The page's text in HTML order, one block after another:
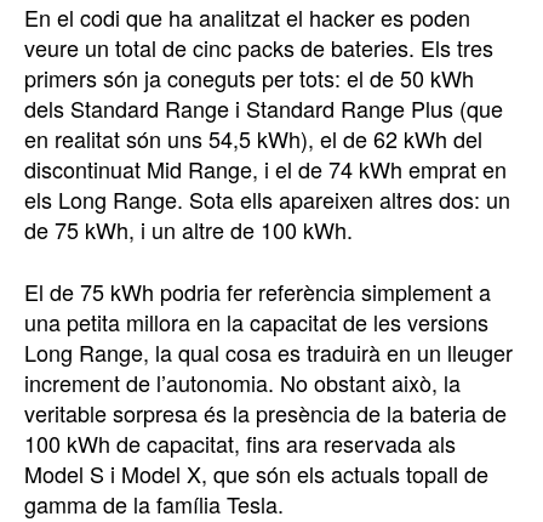
En el codi que ha analitzat el hacker es poden
veure un total de cinc packs de bateries. Els tres
primers són ja coneguts per tots: el de 50 kWh
dels Standard Range i Standard Range Plus (que
en realitat són uns 54,5 kWh), el de 62 kWh del
discontinuat Mid Range, i el de 74 kWh emprat en
els Long Range. Sota ells apareixen altres dos: un
de 75 kWh, i un altre de 100 kWh.
El de 75 kWh podria fer referència simplement a
una petita millora en la capacitat de les versions
Long Range, la qual cosa es traduirà en un lleuger
increment de l’autonomia. No obstant això, la
veritable sorpresa és la presència de la bateria de
100 kWh de capacitat, fins ara reservada als
Model S i Model X, que són els actuals topall de
gamma de la família Tesla.